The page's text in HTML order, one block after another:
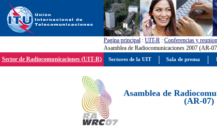
Pagína principal : UIT-R : Conferencias y
Asamblea de Radiocomunicaciones 2007 (AR-
Sector de Radiocomunicaciones (UIT-R)
Asamblea de
(AR-07)
Sectores de la UIT Sala de prensa